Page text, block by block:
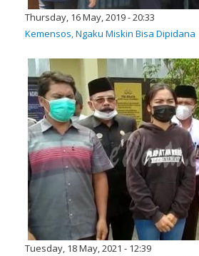
Thursday, 16 May, 2019 - 20:33
Kemensos, Ngaku Miskin Bisa Dipidana
Tuesday, 18 May, 2021 - 12:39